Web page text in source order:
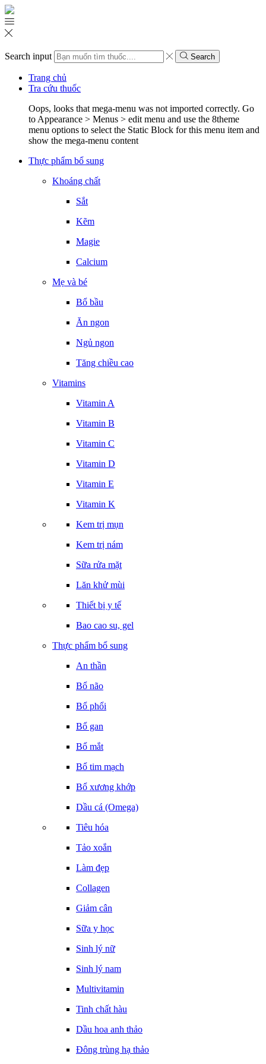
Search input Search
Trang chủ
Tra cứu thuốc
Oops, looks that mega-menu was not imported correctly. Go
to Appearance > Menus > edit menu and use the 8theme
menu options to select the Static Block for this menu item and
show the mega-menu content
Thực phẩm bổ sung
Khoáng chất
Sắt
Kẽm
Magie
Calcium
Mẹ và bé
Bổ bầu
Ăn ngon
Ngủ ngon
Tăng chiều cao
Vitamins
Vitamin A
Vitamin B
Vitamin C
Vitamin D
Vitamin E
Vitamin K
Kem trị mụn
Kem trị nám
Sữa rửa mặt
Lăn khử mùi
Thiết bị y tế
Bao cao su, gel
Thực phẩm bổ sung
An thần
Bổ não
Bổ phổi
Bổ gan
Bổ mắt
Bổ tim mạch
Bổ xương khớp
Dầu cá (Omega)
Tiêu hóa
Tảo xoắn
Làm đẹp
Collagen
Giảm cân
Sữa y học
Sinh lý nữ
Sinh lý nam
Multivitamin
Tinh chất hàu
Dầu hoa anh thảo
Đông trùng hạ thảo